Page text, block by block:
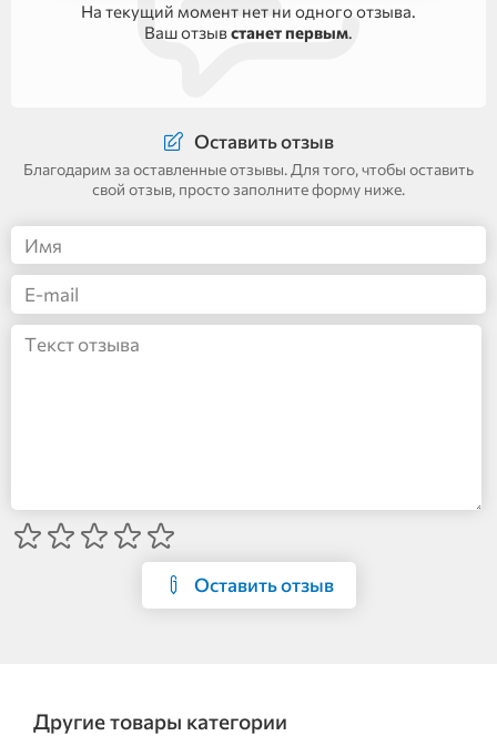
На текущий момент нет ни одного отзыва.
Ваш отзывстанет первым.
Оставить отзыв
Благодарим за оставленные отзывы. Для того, чтобы оставить
свой отзыв, просто заполните форму ниже.
Оставить отзыв
Другие товары категории